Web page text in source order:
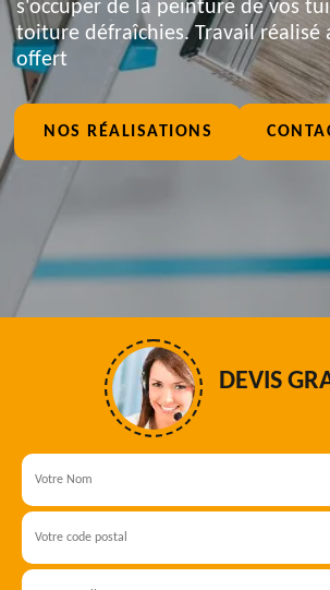
s'occuper de la peinture de vos
toiture défraîchies. Travail réalisé
offert
NOS RÉALISATIONS
DEVIS